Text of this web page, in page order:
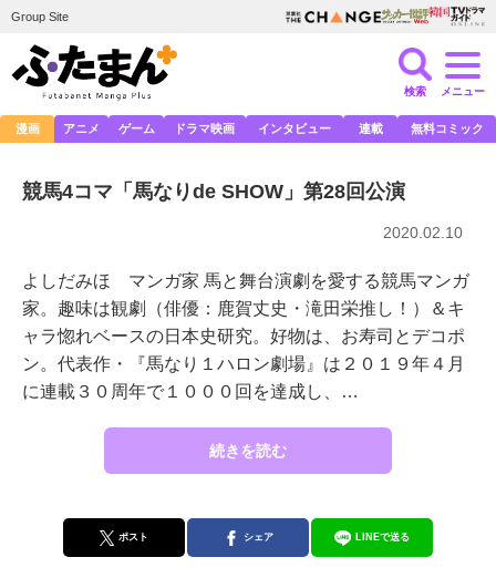
Group Site
検索 メニュー
漫画 アニメ ゲーム ドラマ映画 インタビュー 連載 無料コミック
競馬4コマ「馬なりde SHOW」第28回公演
2020.02.10
よしだみほ マンガ家 馬と舞台演劇を愛する競馬マンガ
家。趣味は観劇（俳優：鹿賀丈史・滝田栄推し！）＆キ
ャラ惚れベースの日本史研究。好物は、お寿司とデコポ
ン。代表作・『馬なり１ハロン劇場』は２０１９年４月
に連載３０周年で１０００回を達成し、…
続きを読む
ポスト シェア LINEで送る